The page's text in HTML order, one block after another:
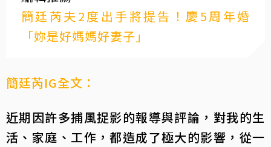
簡廷芮夫2度出手將提告！慶5周年婚
「妳是好媽媽好妻子」
簡廷芮IG全文：
近期因許多捕風捉影的報導與評論，對我的生
活、家庭、工作，都造成了極大的影響，從一